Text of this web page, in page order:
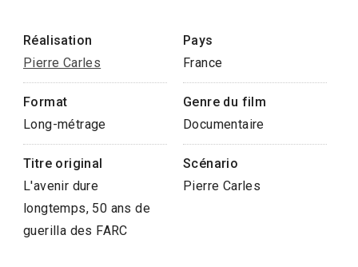
Réalisation
Pierre Carles
Pays
France
Format
Long-métrage
Genre du film
Documentaire
Titre original
L'avenir dure
longtemps, 50 ans de
guerilla des FARC
Scénario
Pierre Carles